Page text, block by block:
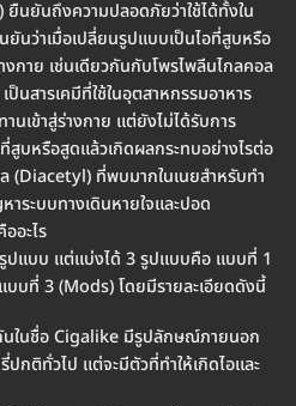
ยืนยันถึงความปลอดภัยว่าใช้ได้ทั้งใน
ยันว่าเมื่อเปลี่ยนรูปแบบเป็นไอที่สูบหรือ
กาย เช่นเดียวกันกับโพรไพลีนไกลคอล
นสารเคมีที่ใช้ในอุตสาหกรรมอาหาร
นเข้าสู่ร่างกาย แต่ยังไม่ได้รับการ
สูบหรือสูดแล้วเกิดผลกระทบอย่างไรต่อ
(Diacetyl) ที่พบมากในเนยสำหรับทำ
ระบบทางเดินหายใจและปอด
อะไร
ปแบบ แต่แบ่งได้ 3 รูปแบบคือ แบบที่ 1
บที่ 3 (Mods) โดยมีรายละเอียดดังนี้
ในชื่อ Cigalike มีรูปลักษณ์ภายนอก
กติทั่วไป แต่จะมีตัวที่ทำให้เกิดไอและ